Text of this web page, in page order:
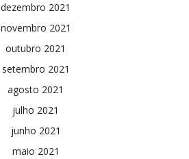
dezembro 2021
novembro 2021
outubro 2021
setembro 2021
agosto 2021
julho 2021
junho 2021
maio 2021